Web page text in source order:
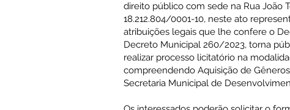
direito público com sede na Rua João
18.212.804/0001-10, neste ato
atribuições legais que lhe confere o
Decreto Municipal 260/2023, torna
realizar processo licitatório na
compreendendo Aquisição de
Secretaria Municipal de